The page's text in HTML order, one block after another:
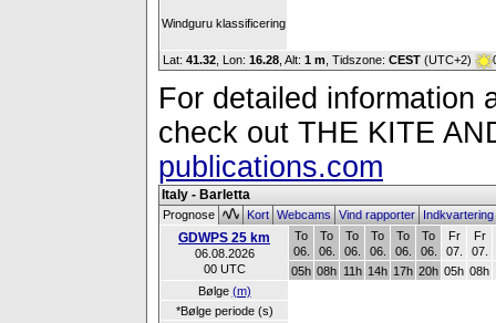
Windguru klassificering
Lat: 41.32 , Lon: 16.28 Alt: 1 m , Tidszone: CEST (UTC+2)
For detailed information
check out THE KITE
publications.com
Italy - Barletta
Prognose KortWebcamsVind rapporterIndkvartering
GDWPS 25 km
06.08.2026
00 UTC
To
06.
To
06.
To
06.
To
06.
To
06.
To
06.
Fr
07.
Fr
07.
05h 08h 11h 14h 17h 20h 05h 08h
Bølge (m)
*Bølge periode (s)